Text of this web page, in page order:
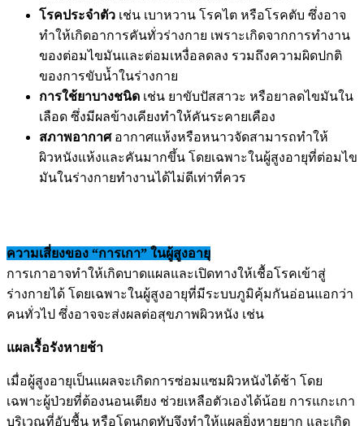
โรคประจำตัว เช่น เบาหวาน โรคไต หรือโรคตับ ซึ่งอาจ
ทำให้เกิดอาการคันทั่วร่างกาย เพราะเกิดจากการทำงาน
ของต่อมไขมันและต่อมเหงื่อลดลง รวมถึงความผิดปกติ
ของการขับน้ำในร่างกาย
การใช้ยาบางชนิด เช่น ยาขับปัสสาวะ หรือยาลดไขมันใน
เลือด ซึ่งมีผลข้างเคียงทำให้คันระคายเคือง
สภาพอากาศอากาศแห้งหรือหนาวจัดสามารถทำให้
ผิวหนังแห้งและคันมากขึ้น โดยเฉพาะในผู้สูงอายุที่ต่อมไข
มันในร่างกายทำงานได้ไม่ดีเท่าที่ควร
ความเสี่ยงของ “การเกา” ในผู้สูงอายุ
การเกาอาจทำให้เกิดบาดแผลและเปิดทางให้เชื้อโรคเข้าสู่
ร่างกายได้ โดยเฉพาะในผู้สูงอายุที่มีระบบภูมิคุ้มกันอ่อนแอกว่า
คนทั่วไป ซึ่งอาจจะส่งผลต่อสุขภาพผิวหนัง เช่น
แผลเรื้อรังหายช้า
เมื่อผู้สูงอายุเป็นแผลจะเกิดการซ่อมแซมผิวหนังได้ช้า โดย
เฉพาะผู้ป่วยที่ต้องนอนเตียง ช่วยเหลือตัวเองได้น้อย การแกะเกา
บริเวณที่อับชื้น หรือโดนกดทับจึงทำให้แผลยิ่งหายยาก และเกิด